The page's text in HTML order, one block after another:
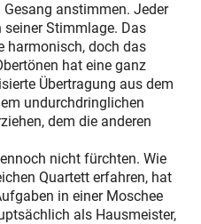
anstimmen. Jeder
Stimmlage. Das
harmonisch, doch das
hat eine ganz
Übertragung aus dem
undurchdringlichen
dem die anderen
nicht fürchten. Wie
Quartett erfahren, hat
in einer Moschee
als Hausmeister,